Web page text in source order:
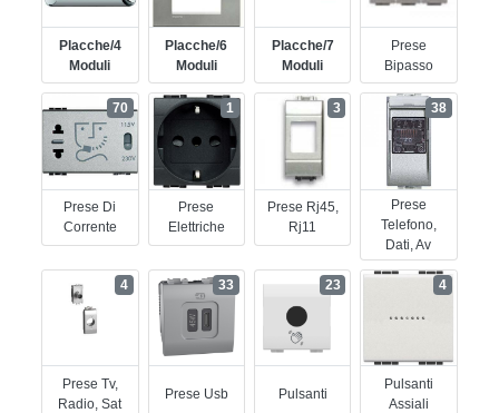
Placche/4
Moduli
Placche/6
Moduli
Placche/7
Moduli
Prese
Bipasso
Prese Di
Corrente
70
Prese
Elettriche
1
Prese Rj45,
Rj11
3
Prese
Telefono,
Dati, Av
38
Prese Tv,
Radio, Sat
4
Prese Usb
33
Pulsanti
23
Pulsanti
Assiali
4